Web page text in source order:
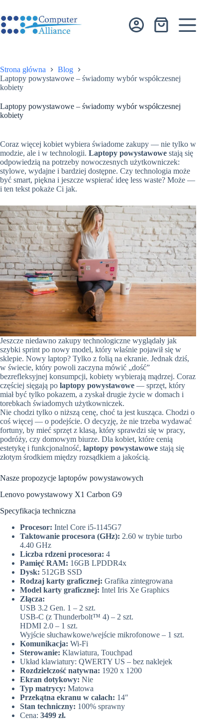
treści
Koszyk
Strona główna
Blog
Laptopy powystawowe – świadomy wybór współczesnej
kobiety
Laptopy powystawowe – świadomy wybór współczesnej
kobiety
Coraz więcej kobiet wybiera świadome zakupy — nie tylko w
modzie, ale i w technologii. Laptopy powystawowe stają się
odpowiedzią na potrzeby nowoczesnych użytkowniczek:
stylowe, wydajne i bardziej dostępne. Czy technologia może
być smart, piękna i jeszcze wspierać ideę less waste? Może —
i ten tekst pokaże Ci jak.
Jeszcze niedawno zakupy technologiczne wyglądały jak
szybki sprint po nowy model, który właśnie pojawił się w
sklepie. Nowy laptop? Tylko z folią na ekranie. Jednak dziś,
w świecie, który powoli zaczyna mówić „dość”
bezrefleksyjnej konsumpcji, kobiety wybierają mądrzej. Coraz
częściej sięgają po laptopy powystawowe — sprzęt, który
miał być tylko pokazem, a zyskał drugie życie w domach i
torebkach świadomych użytkowniczek.
Nie chodzi tylko o niższą cenę, choć ta jest kusząca. Chodzi o
coś więcej — o podejście. O decyzję, że nie trzeba wydawać
fortuny, by mieć sprzęt z klasą, który sprawdzi się w pracy,
podróży, czy domowym biurze. Dla kobiet, które cenią
estetykę i funkcjonalność, laptopy powystawowe stają się
złotym środkiem między rozsądkiem a jakością.
Nasze propozycje laptopów powystawowych
Lenovo powystawowy X1 Carbon G9
Specyfikacja techniczna
Procesor: Intel Core i5-1145G7
Taktowanie procesora (GHz): 2.60 w trybie turbo
4.40 GHz
Liczba rdzeni procesora: 4
Pamięć RAM: 16GB LPDDR4x
Dysk: 512GB SSD
Rodzaj karty graficznej: Grafika zintegrowana
Model karty graficznej: Intel Iris Xe Graphics
Złącza:
USB 3.2 Gen. 1 – 2 szt.
USB-C (z Thunderbolt™ 4) – 2 szt.
HDMI 2.0 – 1 szt.
Wyjście słuchawkowe/wejście mikrofonowe – 1 szt.
Komunikacja: Wi-Fi
Sterowanie: Klawiatura, Touchpad
Układ klawiatury: QWERTY US – bez naklejek
Rozdzielczość natywna: 1920 x 1200
Ekran dotykowy: Nie
Typ matrycy: Matowa
Przekątna ekranu w calach: 14″
Stan techniczny: 100% sprawny
Cena: 3499 zł.